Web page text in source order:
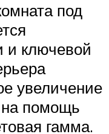
под
ключевой
увеличение
на помощь
гамма.